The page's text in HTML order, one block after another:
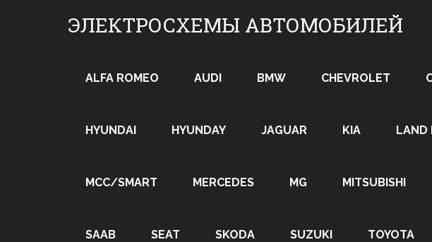
ЭЛЕКТРОСХЕМЫ АВТОМОБИЛЕЙ
ALFA ROMEO AUDI BMW CHEVROLET
HYUNDAI HYUNDAY JAGUAR KIA LAND
MCC/SMART MERCEDES MG MITSUBISHI
SAAB SEAT SKODA SUZUKI TOYOTA